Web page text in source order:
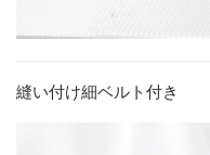
縫い付け細ベルト付き